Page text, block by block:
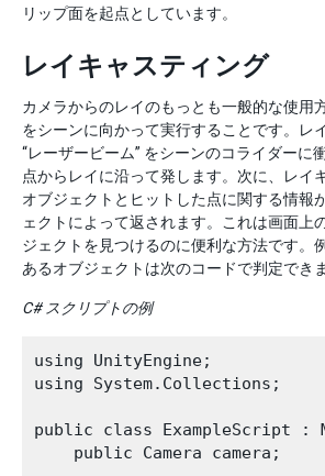
リップ面を起点としています。
レイキャスティング
カメラからのレイのもっとも一般的な使用
をシーンに向かって実行することです。レ
“レーザービーム” をシーンのコライダーに
点からレイに沿って発します。次に、レイ
オブジェクトとヒットした点に関する情報が
ェクトによって返されます。これは画面上
ジェクトを見つけるのに便利な方法です。
あるオブジェクトは次のコードで判定できま
C# スクリプトの例
using UnityEngine;
using System.Collections;
public class ExampleScript :
    public Camera camera;